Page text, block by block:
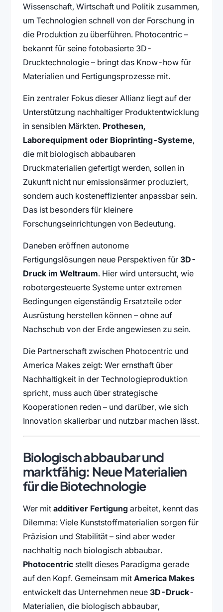
Wissenschaft, Wirtschaft und Politik zusammen,
um Technologien schnell von der Forschung in
die Produktion zu überführen. Photocentric –
bekannt für seine fotobasierte 3D-
Drucktechnologie – bringt das Know-how für
Materialien und Fertigungsprozesse mit.
Ein zentraler Fokus dieser Allianz liegt auf der
Unterstützung nachhaltiger Produktentwicklung
in sensiblen Märkten. Prothesen,
Laborequipment oder Bioprinting-Systeme,
die mit biologisch abbaubaren
Druckmaterialien gefertigt werden, sollen in
Zukunft nicht nur emissionsärmer produziert,
sondern auch kosteneffizienter anpassbar sein.
Das ist besonders für kleinere
Forschungseinrichtungen von Bedeutung.
Daneben eröffnen autonome
Fertigungslösungen neue Perspektiven für 3D-
Druck im Weltraum. Hier wird untersucht, wie
robotergesteuerte Systeme unter extremen
Bedingungen eigenständig Ersatzteile oder
Ausrüstung herstellen können – ohne auf
Nachschub von der Erde angewiesen zu sein.
Die Partnerschaft zwischen Photocentric und
America Makes zeigt: Wer ernsthaft über
Nachhaltigkeit in der Technologieproduktion
spricht, muss auch über strategische
Kooperationen reden – und darüber, wie sich
Innovation skalierbar und nutzbar machen lässt.
Biologisch abbaubar und
marktfähig: Neue Materialien
für die Biotechnologie
Wer mit additiver Fertigungarbeitet, kennt das
Dilemma: Viele Kunststoffmaterialien sorgen für
Präzision und Stabilität – sind aber weder
nachhaltig noch biologisch abbaubar.
Photocentricstellt dieses Paradigma gerade
auf den Kopf. Gemeinsam mit America Makes
entwickelt das Unternehmen neue 3D-Druck-
Materialien, die biologisch abbaubar,